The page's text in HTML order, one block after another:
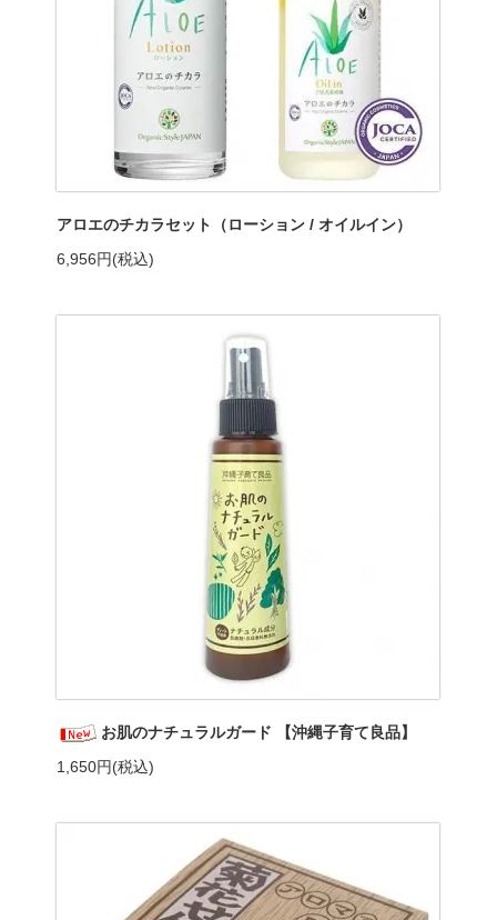
アロエのチカラセット（ローション / オイルイン）
6,956円(税込)
お肌のナチュラルガード 【沖縄子育て良品】
1,650円(税込)